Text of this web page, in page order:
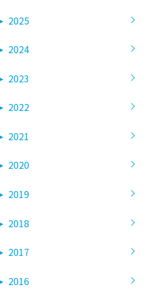
2025
2024
2023
2022
2021
2020
2019
2018
2017
2016